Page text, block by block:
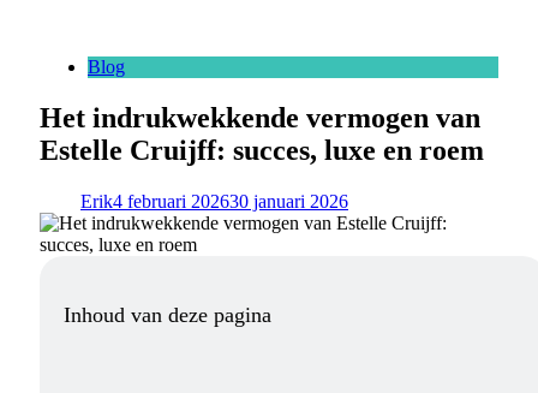
Blog
Het indrukwekkende vermogen van
Estelle Cruijff: succes, luxe en roem
Erik4 februari 202630 januari 2026
Inhoud van deze pagina